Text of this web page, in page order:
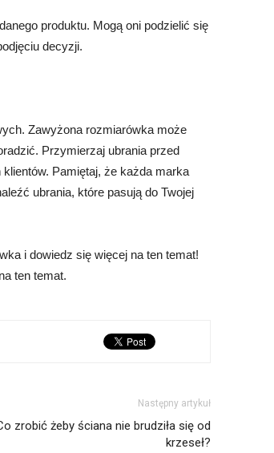
produktu. Mogą oni podzielić się
decyzji.
Zawyżona rozmiarówka może
Przymierzaj ubrania przed
Pamiętaj, że każda marka
ubrania, które pasują do Twojej
i dowiedz się więcej na ten temat!
ten temat.
Następny artykuł
zrobić żeby ściana nie brudziła się od
krzeseł?